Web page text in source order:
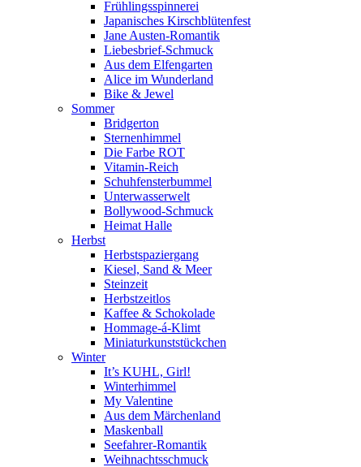
Frühlingsspinnerei
Japanisches Kirschblütenfest
Jane Austen-Romantik
Liebesbrief-Schmuck
Aus dem Elfengarten
Alice im Wunderland
Bike & Jewel
Sommer
Bridgerton
Sternenhimmel
Die Farbe ROT
Vitamin-Reich
Schuhfensterbummel
Unterwasserwelt
Bollywood-Schmuck
Heimat Halle
Herbst
Herbstspaziergang
Kiesel, Sand & Meer
Steinzeit
Herbstzeitlos
Kaffee & Schokolade
Hommage-á-Klimt
Miniaturkunststückchen
Winter
It’s KUHL, Girl!
Winterhimmel
My Valentine
Aus dem Märchenland
Maskenball
Seefahrer-Romantik
Weihnachtsschmuck